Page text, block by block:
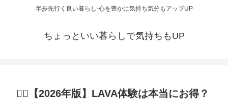
半歩先行く良い暮らし-心を豊かに気持ち気分もアップUP
ちょっといい暮らしで気持ちもUP
🧘‍♀️【2026年版】LAVA体験は本当にお得？